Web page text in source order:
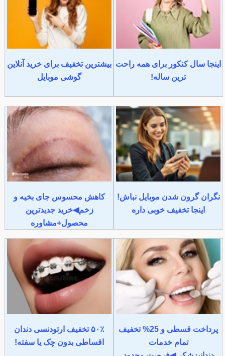
اینجا سال کنکور برای همه راحت
ترین ساله!
بیشترین تخفیف برای خرید آنلاین
گوشی موبایل
نگران گرون شدن موبایل نباش!
اینجا تخفیف خوبی داره
کاهش محسوس جای بخیه و
زخم◀خرید جدیدترین
محصول+مشاوره
پرداخت قسطی و 25% تخفیف
تمام خدمات
۵۰٪ تخفیف ارتودنسی دندان
اقساطی بدون چک یا سفته!